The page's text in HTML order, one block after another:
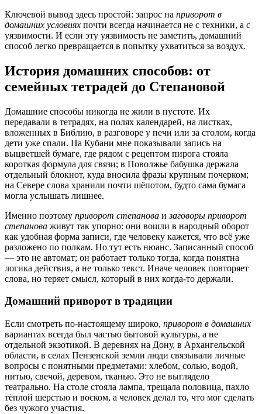
Ключевой вывод здесь простой: запрос на приворот в
домашних условиях почти всегда начинается не с техники, а с
уязвимости. И если эту уязвимость не заметить, домашний
способ легко превращается в попытку ухватиться за воздух.
История домашних способов: от
семейных тетрадей до Степановой
Домашние способы никогда не жили в пустоте. Их
передавали в тетрадях, на полях календарей, на листках,
вложенных в Библию, в разговоре у печи или за столом, когда
дети уже спали. На Кубани мне показывали запись на
выцветшей бумаге, где рядом с рецептом пирога стояла
короткая формула для связи; в Поволжье бабушка держала
отдельный блокнот, куда вносила фразы крупным почерком;
на Севере слова хранили почти шёпотом, будто сама бумага
могла услышать лишнее.
Именно поэтому приворот степанова изаговоры приворот
степанова живут так упорно: они вошли в народный оборот
как удобная форма записи, где человеку кажется, что всё уже
разложено по полкам. Но тут есть нюанс. Записанный способ
— это не автомат; он работает только тогда, когда понятна
логика действия, а не только текст. Иначе человек повторяет
слова, но теряет смысл, который в них когда-то держали.
Домашний приворот в традиции
Если смотреть по-настоящему широко, приворот в домашних
вариантах всегда был частью бытовой культуры, а не
отдельной экзотикой. В деревнях на Дону, в Архангельской
области, в селах Пензенской земли люди связывали личные
вопросы с понятными предметами: хлебом, солью, водой,
нитью, свечой, деревом, тканью. Это не выглядело
театрально. На столе стояла лампа, трещала половица, пахло
тёплой шерстью и воском, а человек делал то, что мог сделать
без чужого участия.